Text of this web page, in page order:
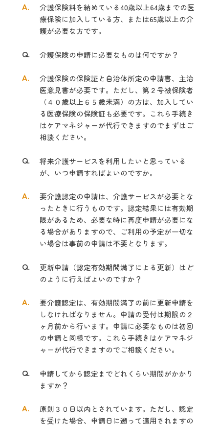
A.
介護保険料を納めている40歳以上64歳までの医
療保険に加入している方、または65歳以上の介
護が必要な方です。
Q. 介護保険の申請に必要なものは何ですか？
A.
介護保険の保険証と自治体所定の申請書、主治
医意見書が必要です。ただし、第２号被保険者
（４０歳以上６５歳未満）の方は、加入してい
る医療保険の保険証も必要です。これら手続き
はケアマネジャーが代行できますのでまずはご
相談ください。
Q.
将来介護サービスを利用したいと思っている
が、いつ申請すればよいのですか。
A.
要介護認定の申請は、介護サービスが必要とな
ったときに行うものです。認定結果には有効期
限があるため、必要な時に再度申請が必要にな
る場合がありますので、ご利用の予定が一切な
い場合は事前の申請は不要となります。
Q.
更新申請（認定有効期間満了による更新）はど
のように行えばよいのですか？
A.
要介護認定は、有効期間満了の前に更新申請を
しなければなりません。申請の受付は期限の２
ヶ月前から行います。申請に必要なものは初回
の申請と同様です。これら手続きはケアマネジ
ャーが代行できますのでご相談ください。
Q.
申請してから認定までどれくらい期間がかかり
ますか？
A.
原則３０日以内とされています。ただし、認定
を受けた場合、申請日に遡って適用されますの